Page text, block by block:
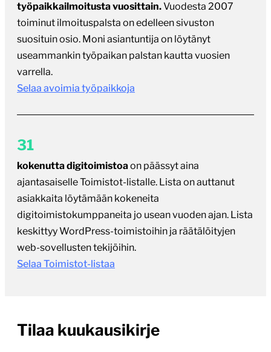
työpaikkailmoitusta vuosittain.Vuodesta 2007
toiminut ilmoituspalsta on edelleen sivuston
suosituin osio. Moni asiantuntija on löytänyt
useammankin työpaikan palstan kautta vuosien
varrella.
Selaa avoimia työpaikkoja
31
kokenutta digitoimistoaon päässyt aina
ajantasaiselle Toimistot-listalle. Lista on auttanut
asiakkaita löytämään kokeneita
digitoimistokumppaneita jo usean vuoden ajan. Lista
keskittyy WordPress-toimistoihin ja räätälöityjen
web-sovellusten tekijöihin.
Selaa Toimistot-listaa
Tilaa kuukausikirje